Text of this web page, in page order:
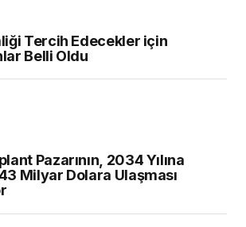
Tercih Edecekler için
Belli Oldu
Pazarının, 2034 Yılına
Milyar Dolara Ulaşması